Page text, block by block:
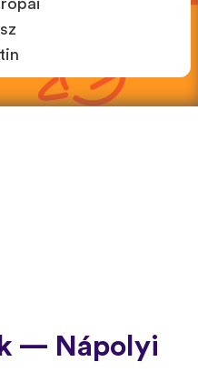
— Nápolyi